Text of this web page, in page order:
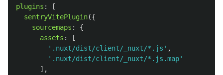
plugins :
[
sentryVitePlugin({
sourcemaps :
{
assets :
[
' .nuxt/dist/client/_nuxt/*.js ' ,
' .nuxt/dist/client/_nuxt/*.js.map'
],